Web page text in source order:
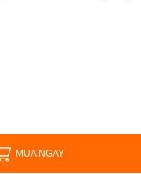
MUA NGAY